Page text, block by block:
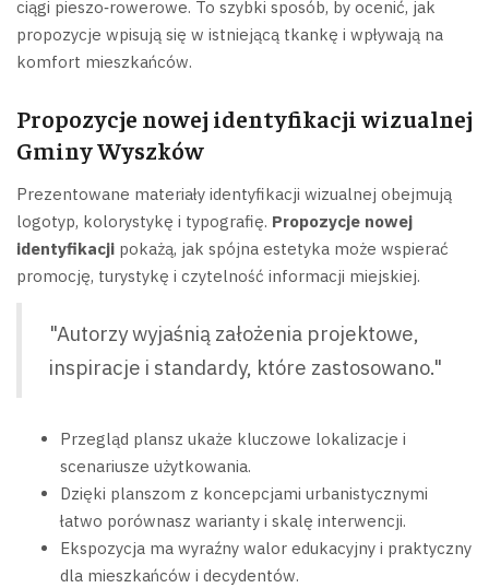
ciągi pieszo‑rowerowe. To szybki sposób, by ocenić, jak
propozycje wpisują się w istniejącą tkankę i wpływają na
komfort mieszkańców.
Propozycje nowej identyfikacji wizualnej
Gminy Wyszków
Prezentowane materiały identyfikacji wizualnej obejmują
logotyp, kolorystykę i typografię. Propozycje nowej
identyfikacji pokażą, jak spójna estetyka może wspierać
promocję, turystykę i czytelność informacji miejskiej.
"Autorzy wyjaśnią założenia projektowe,
inspiracje i standardy, które zastosowano."
Przegląd plansz ukaże kluczowe lokalizacje i
scenariusze użytkowania.
Dzięki planszom z koncepcjami urbanistycznymi
łatwo porównasz warianty i skalę interwencji.
Ekspozycja ma wyraźny walor edukacyjny i praktyczny
dla mieszkańców i decydentów.